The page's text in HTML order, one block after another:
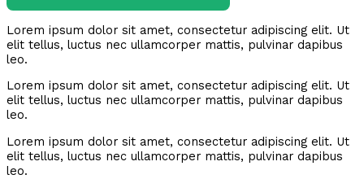
Lorem ipsum dolor sit amet, consectetur adipiscing elit. Ut
elit tellus, luctus nec ullamcorper mattis, pulvinar dapibus
leo.
Lorem ipsum dolor sit amet, consectetur adipiscing elit. Ut
elit tellus, luctus nec ullamcorper mattis, pulvinar dapibus
leo.
Lorem ipsum dolor sit amet, consectetur adipiscing elit. Ut
elit tellus, luctus nec ullamcorper mattis, pulvinar dapibus
leo.